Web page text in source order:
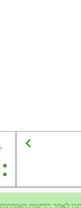
לאחר רכישות מאומתות